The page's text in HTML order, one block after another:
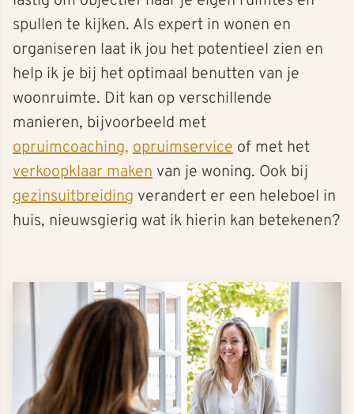
spullen te kijken. Als expert in wonen en
organiseren laat ik jou het potentieel zien en
help ik je bij het optimaal benutten van je
woonruimte. Dit kan op verschillende
manieren, bijvoorbeeld met
opruimcoaching, opruimservice of met het
verkoopklaar maken van je woning. Ook bij
gezinsuitbreiding verandert er een heleboel in
huis, nieuwsgierig wat ik hierin kan betekenen?